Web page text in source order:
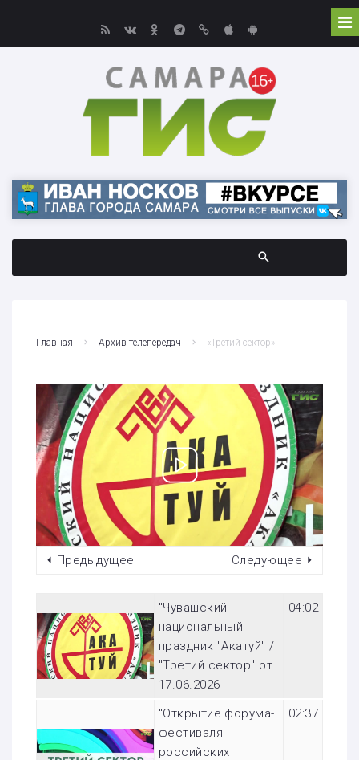
Главная Архив телепередач «Третий сектор»
⏴ Предыдущее Следующее ⏵
"Чувашский
национальный
праздник "Акатуй" /
"Третий сектор" от
17.06.2026
04:02
"Открытие форума-
фестиваля
российских
02:37